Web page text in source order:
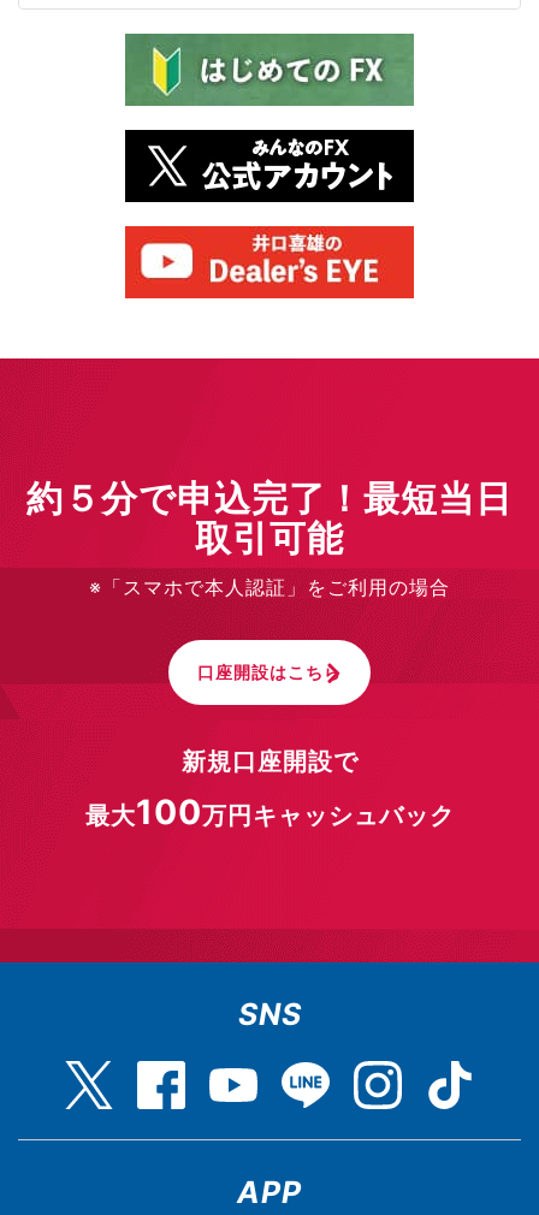
約５分で申込完了！最短当日
取引可能
※「スマホで本人認証」をご利用の場合
口座開設はこちら
新規口座開設で
最大100万円キャッシュバック
SNS
APP